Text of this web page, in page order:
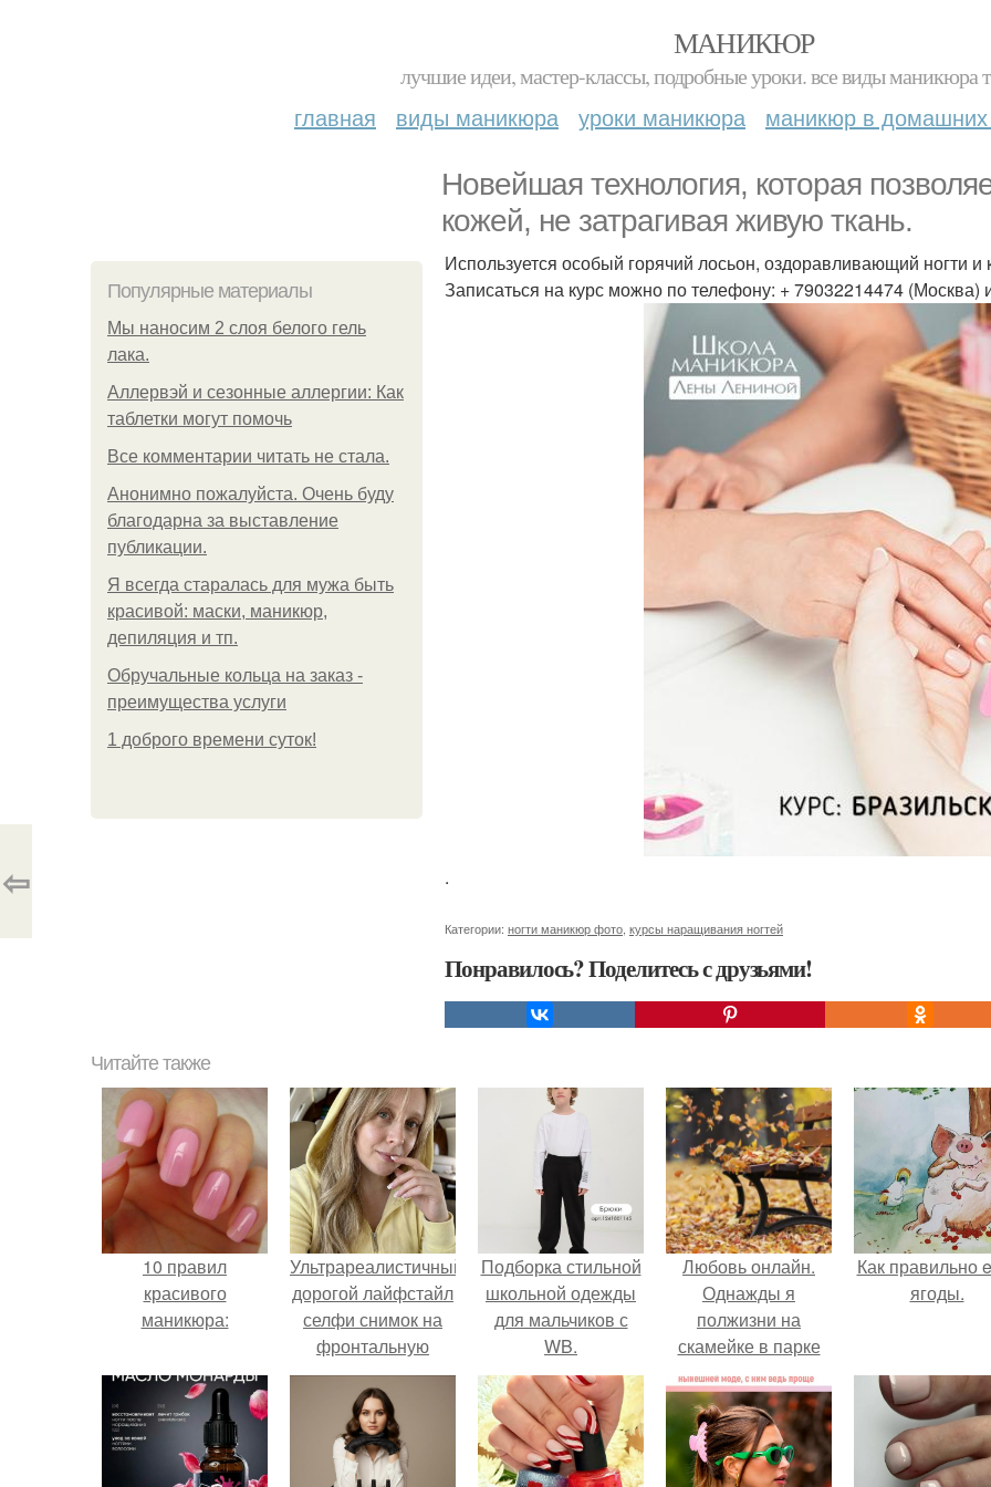
МАНИКЮР
лучшие идеи, мастер-классы, подробные уроки. все виды маникюра
главная виды маникюра уроки маникюра маникюр в домашних
Новейшая технология, которая
кожей, не затрагивая живую ткань.
Популярные материалы
Мы наносим 2 слоя белого гель
лака.
Аллервэй и сезонные аллергии: Как
таблетки могут помочь
Все комментарии читать не стала.
Анонимно пожалуйста. Очень буду
благодарна за выставление
публикации.
Я всегда старалась для мужа быть
красивой: маски, маникюр,
депиляция и тп.
Обручальные кольца на заказ -
преимущества услуги
1 доброго времени суток!
Используется особый горячий лосьон, оздоравливающий ногти и
Записаться на курс можно по телефону: + 79032214474 (Москва)
.
Категории: ногти маникюр фото курсы наращивания ногтей
Понравилось? Поделитесь с друзьями!
⇦
Читайте также
10 правил
красивого
маникюра:
Ультрареалистичный
дорогой лайфстайл
селфи снимок на
фронтальную
камеру.
Подборка стильной
школьной одежды
для мальчиков с
WB.
Любовь онлайн.
Однажды я
полжизни на
скамейке в парке
провела.
Как правильно
ягоды.